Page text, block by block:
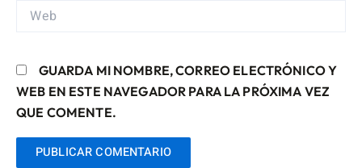
WEB
GUARDA MI NOMBRE, CORREO ELECTRÓNICO Y
WEB EN ESTE NAVEGADOR PARA LA PRÓXIMA VEZ
QUE COMENTE.